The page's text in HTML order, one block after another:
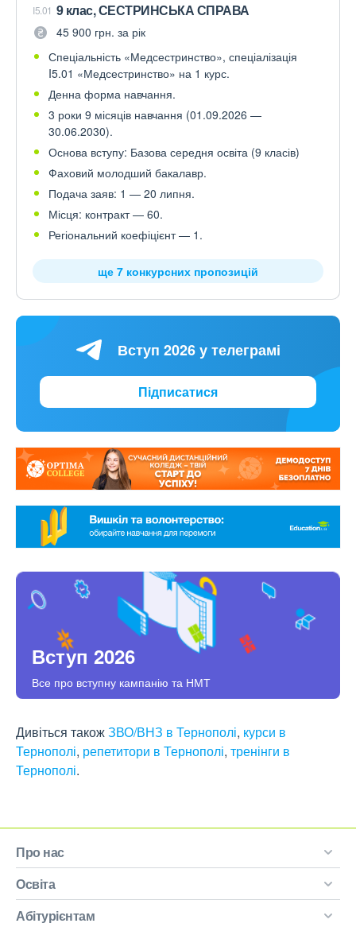
I5.01 9 клас, СЕСТРИНСЬКА СПРАВА
45 900 грн. за рік
Спеціальність «Медсестринство», спеціалізація
I5.01 «Медсестринство» на 1 курс.
Денна форма навчання.
3 роки 9 місяців навчання (01.09.2026 —
30.06.2030).
Основа вступу: Базова середня освіта (9 класів)
Фаховий молодший бакалавр.
Подача заяв: 1 — 20 липня.
Місця: контракт — 60.
Регіональний коефіцієнт — 1.
ще 7 конкурсних пропозицій
Вступ 2026 у телеграмі
Підписатися
Вступ 2026
Все про вступну кампанію та НМТ
Дивіться такожЗВО/ВНЗ в Тернополі, курси в
Тернополі, репетитори в Тернополі, тренінги в
Тернополі.
Про нас
Освіта
Абітурієнтам